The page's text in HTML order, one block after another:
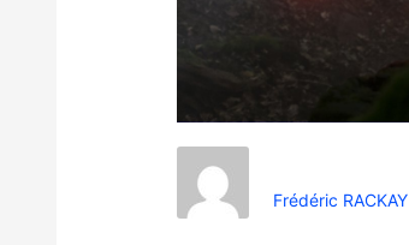
Frédéric RACKAY